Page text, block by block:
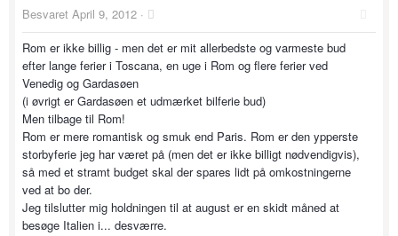
Besvaret April 9, 2012 ·
Rom er ikke billig - men det er mit allerbedste og varmeste bud
efter lange ferier i Toscana, en uge i Rom og flere ferier ved
Venedig og Gardasøen
(i øvrigt er Gardasøen et udmærket bilferie bud)
Men tilbage til Rom!
Rom er mere romantisk og smuk end Paris. Rom er den ypperste
storbyferie jeg har været på (men det er ikke billigt nødvendigvis),
så med et stramt budget skal der spares lidt på omkostningerne
ved at bo der.
Jeg tilslutter mig holdningen til at august er en skidt måned at
besøge Italien i... desværre.